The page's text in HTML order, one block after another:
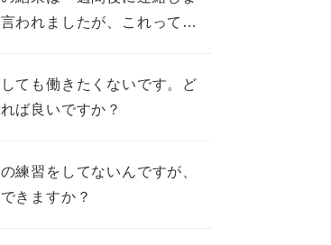
われましたが、これって不
ても働きたくないです。ど
ば良いですか？
練習をしてないんですが、
きますか？